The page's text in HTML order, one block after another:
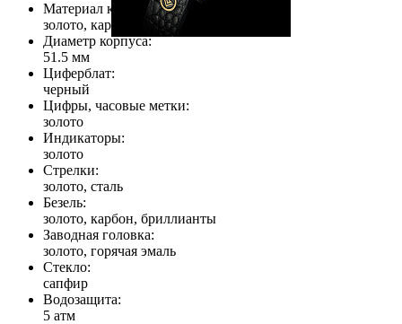
Материал корпуса:
золото, карбон
Диаметр корпуса:
51.5 мм
Циферблат:
черный
Цифры, часовые метки:
золото
Индикаторы:
золото
Стрелки:
золото, сталь
Безель:
золото, карбон, бриллианты
Заводная головка:
золото, горячая эмаль
Стекло:
сапфир
Водозащита:
5 атм